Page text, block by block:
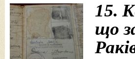
15.
що